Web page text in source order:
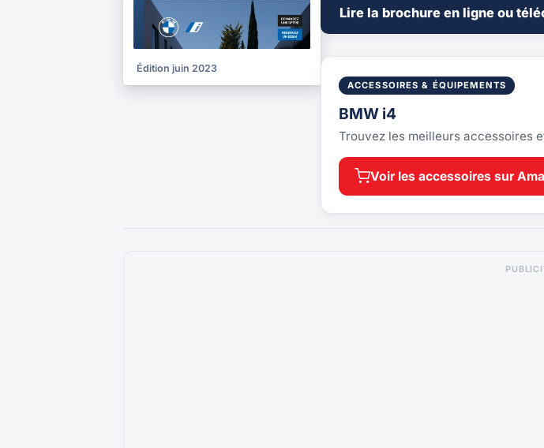
BROCHURE
2023
Édition juin 2023
Lire la brochure en ligne ou
ACCESSOIRES & ÉQUIPEMENTS
BMW i4
Trouvez les meilleurs accessoires
Voir les accessoires sur